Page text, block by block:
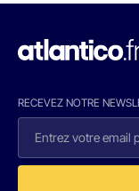
RECEVEZ NOTRE